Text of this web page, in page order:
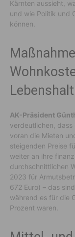
Kärnten aussieht,
und wie Politik und
können.
AK-Präsident
verdeutlichen, dass
voran die Mieten
steigenden Preise
weiter an ihre
durchschnittlichen
2023 für
672 Euro) – das
während es für die
Prozent waren.